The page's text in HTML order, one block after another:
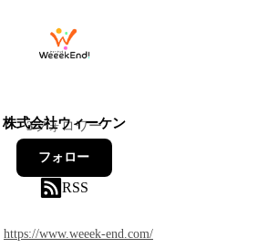
株式会社ウィーケン
3フォロワー
フォロー
RSS
https://www.weeek-end.com/